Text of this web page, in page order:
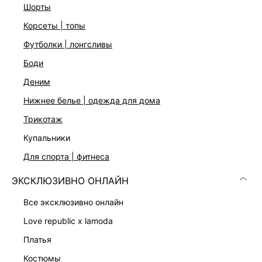
шорты
корсеты | топы
футболки | лонгсливы
боди
деним
нижнее белье | одежда для дома
трикотаж
купальники
для спорта | фитнеса
ЭКСКЛЮЗИВНО ОНЛАЙН
все эксклюзивно онлайн
love republic x lamoda
платья
костюмы
Цвет: темно-серый деним
На модели размер 44. Крой модели соответствует
Подробные условия доставки и возврата
Скачать
КАТАЛОГ